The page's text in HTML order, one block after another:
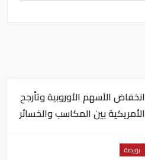
انخفاض الأسهم الأوروبية وتأرجح
الأمريكية بين المكاسب والخسائر
بورصة